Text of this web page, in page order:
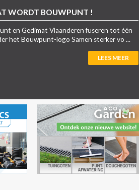
WORDT BOUWPUNT !
en Gedimat Vlaanderen fuseren tot één
het Bouwpunt-logo Samen sterker vo ...
LEES MEER